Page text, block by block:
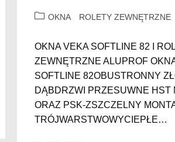
OKNA ROLETY ZEWNĘTRZNE
OKNA VEKA SOFTLINE 82 I
ZEWNĘTRZNE ALUPROF
SOFTLINE 82OBUSTRONNY
DĄBDRZWI PRZESUWNE HST
ORAZ PSK-ZSZCZELNY
TRÓJWARSTWOWYCIEPŁE…